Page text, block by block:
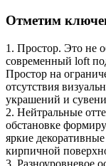
Отметим
1. Простор. Это не
современный loft
Простор на
отсутствия
украшений и
2. Нейтральные
обстановке
яркие
кирпичной
3. Разноуровневое